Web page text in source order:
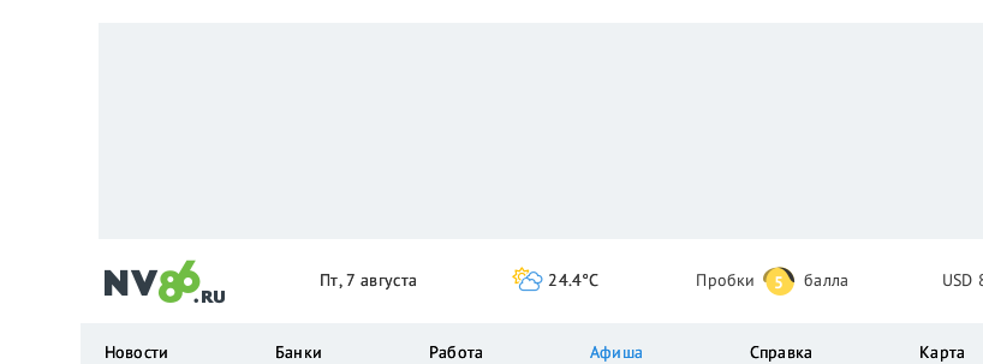
Пт, 7 августа 24.4°C Пробки 5 балла USD
Новости Банки Работа Афиша Справка Карта